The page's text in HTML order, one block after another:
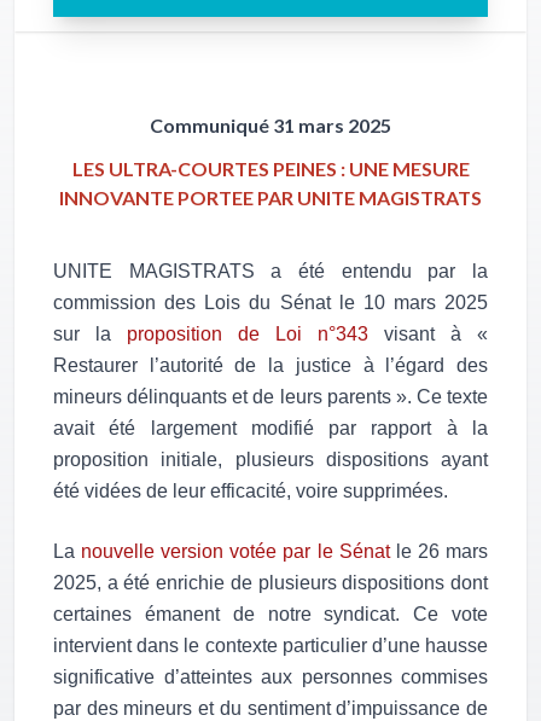
Communiqué 31 mars 2025
LES ULTRA-COURTES PEINES : UNE MESURE
INNOVANTE PORTEE PAR UNITE MAGISTRATS
UNITE MAGISTRATS a été entendu par la
commission des Lois du Sénat le 10 mars 2025
sur la proposition de Loi n°343 visant à «
Restaurer l’autorité de la justice à l’égard des
mineurs délinquants et de leurs parents ». Ce texte
avait été largement modifié par rapport à la
proposition initiale, plusieurs dispositions ayant
été vidées de leur efficacité, voire supprimées.
La nouvelle version votée par le Sénatle 26 mars
2025, a été enrichie de plusieurs dispositions dont
certaines émanent de notre syndicat.Ce vote
intervient dans le contexte particulier d’une hausse
significative d’atteintes aux personnes commises
par des mineurs et du sentiment d’impuissance de